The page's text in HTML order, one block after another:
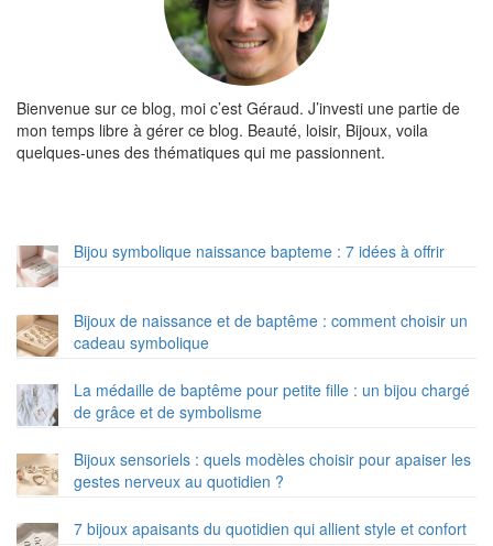
Bienvenue sur ce blog, moi c’est Géraud. J’investi une partie de
mon temps libre à gérer ce blog. Beauté, loisir, Bijoux, voila
quelques-unes des thématiques qui me passionnent.
Bijou symbolique naissance bapteme : 7 idées à offrir
Bijoux de naissance et de baptême : comment choisir un
cadeau symbolique
La médaille de baptême pour petite fille : un bijou chargé
de grâce et de symbolisme
Bijoux sensoriels : quels modèles choisir pour apaiser les
gestes nerveux au quotidien ?
7 bijoux apaisants du quotidien qui allient style et confort